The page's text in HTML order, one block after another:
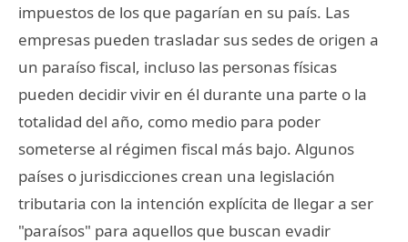
impuestos de los que pagarían en su país. Las
empresas pueden trasladar sus sedes de origen a
un paraíso fiscal, incluso las personas físicas
pueden decidir vivir en él durante una parte o la
totalidad del año, como medio para poder
someterse al régimen fiscal más bajo. Algunos
países o jurisdicciones crean una legislación
tributaria con la intención explícita de llegar a ser
"paraísos" para aquellos que buscan evadir